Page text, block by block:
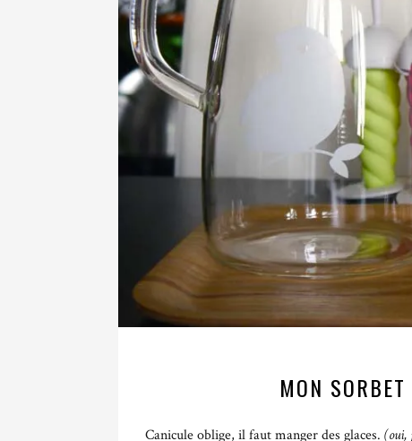
MON
Canicule oblige, il faut manger des glaces. (oui,